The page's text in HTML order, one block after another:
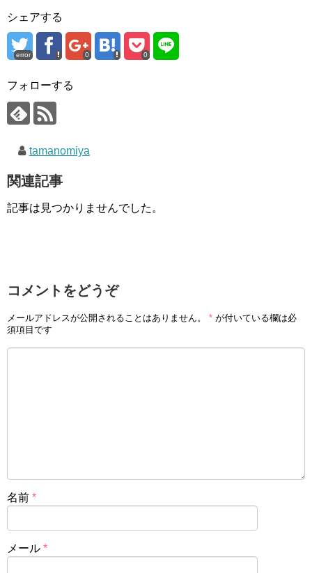
シェアする
error 0 0
フォローする
tamanomiya
関連記事
記事は見つかりませんでした。
コメントをどうぞ
メールアドレスが公開されることはありません。 * が付いている欄は必
須項目です
名前 *
メール *